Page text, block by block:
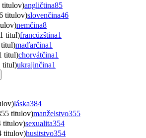
titulov)angličtina85
titulov)slovenčina46
nemčina8
titul)francúzština1
titul)maďarčina1
titul)chorvátčina1
titul)ukrajinčina1
láska384
titulov)manželstvo355
titulov)sexualita354
titulov)husitstvo354